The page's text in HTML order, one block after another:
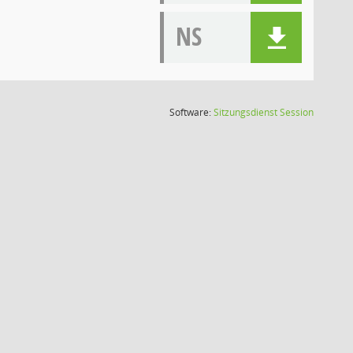
NS
Software:SitzungsdienstSession(Wird in